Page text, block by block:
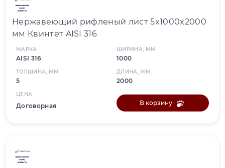
Нержавеющий рифленый лист 5x1000x2000
мм Квинтет AISI 316
МАРКА
AISI 316
ШИРИНА, ММ
1000
ТОЛЩИНА, ММ
5
ДЛИНА, ММ
2000
ЦЕНА
Договорная В корзину